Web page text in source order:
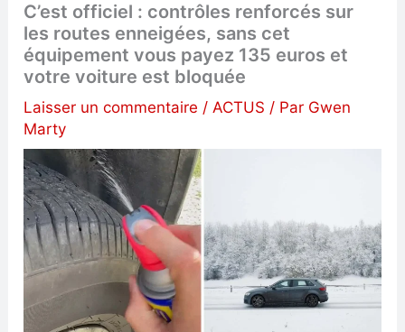
C’est officiel : contrôles renforcés sur
les routes enneigées, sans cet
équipement vous payez 135 euros et
votre voiture est bloquée
Laisser un commentaire /ACTUS / Par Gwen
Marty